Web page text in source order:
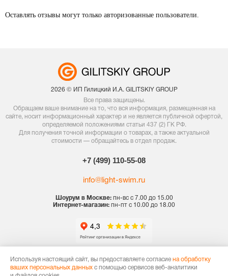
Оставлять отзывы могут только авторизованные пользователи.
2026 © ИП Гилицкий И.А. GILITSKIY GROUP
Все права защищены.
Обращаем ваше внимание на то, что вся информация, размещенная на
сайте, носит информационный характер и не является публичной офертой,
определяемой положениями статьи 437 (2) ГК РФ.
Для получения точной информации о товарах, а также актуальной
стоимости — обращайтесь в отдел продаж.
+7 (499) 110-55-08
info@light-swim.ru
Шоурум в Москве:пн-вс с 7.00 до 15.00
Интернет-магазин: пн-пт с 10.00 до 18.00
Политика конфиденциальности
Договор оферты
Используя настоящий сайт, вы предоставляете согласие на обработку
ваших персональных данных с помощью сервисов веб-аналитики